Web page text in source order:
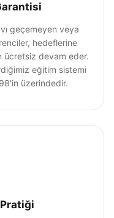
geçemeyen veya
hedeflerine
ücretsiz devam eder.
eğitim sistemi
üzerindedir.
Pratiği